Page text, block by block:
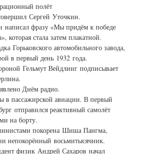
полёт
Сергей Уточкин.
фразу «Мы придём к победе
которая стала затем плакатной.
Горьковского автомобильного завода,
в первый день 1932 года.
Гельмут Вейдлинг подписывает
Днём радио.
в пассажирской авиации. В первый
отправился реактивный самолёт
на борту.
покорена Шиша Пангма,
непокорённый восьмитысячник.
физик Андрей Сахаров начал